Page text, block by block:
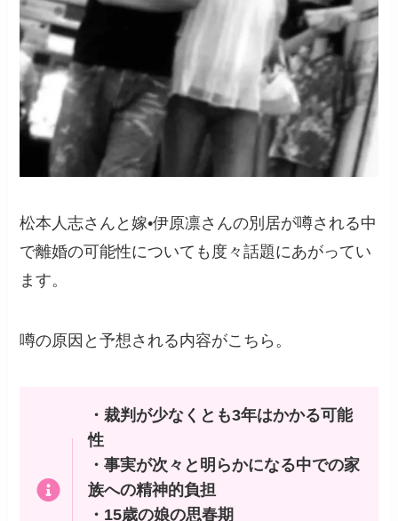
松本人志さんと嫁•伊原凛さんの別居が噂される中
で離婚の可能性についても度々話題にあがってい
ます。
噂の原因と予想される内容がこちら。
・裁判が少なくとも3年はかかる可能
性
・事実が次々と明らかになる中での家
族への精神的負担
・15歳の娘の思春期